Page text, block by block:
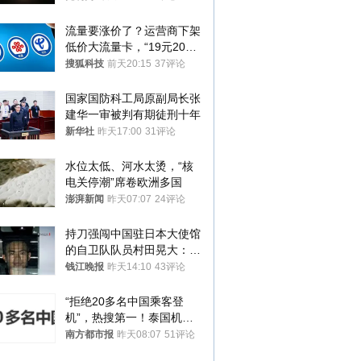
流量要涨价了？运营商下架
低价大流量卡，“19元200
G”成为历史
搜狐科技 前天20:15 37评论
国家国防科工局原副局长张
建华一审被判有期徒刑十年
新华社 昨天17:00 31评论
水位太低、河水太烫，“核
电关停潮”席卷欧洲多国
澎湃新闻 昨天07:07 24评论
持刀强闯中国驻日本大使馆
的自卫队队员村田晃大：对
自己的行为深感后悔；曾申
钱江晚报 昨天14:10 43评论
“拒绝20多名中国乘客登
机”，热搜第一！泰国机场
方道歉
南方都市报 昨天08:07 51评论